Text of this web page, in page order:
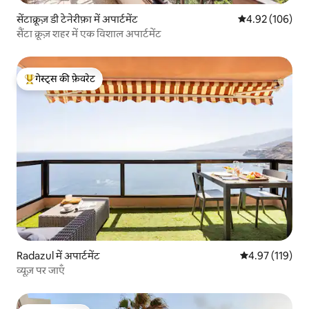
सेंटाक्रूज़ डी टेनेरीफ़ा में अपार्टमेंट औसत रेटिंग 5 में से
4.92 (106)
सैंटा क्रूज़ शहर में एक विशाल अपार्टमेंट
गेस्ट्स का टॉप फ़ेवरेट
गेस्ट्स की फ़ेवरेट
Radazul में अपार्टमेंट औसत रेटिंग 5 में से
4.97 (119)
व्यूज़ पर जाएँ